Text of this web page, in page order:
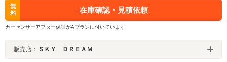
無
料
在庫確認・見積依頼
カーセンサーアフター保証がAプランに付いています
販売店： ＳＫＹ ＤＲＥＡＭ